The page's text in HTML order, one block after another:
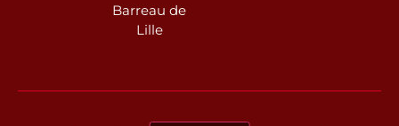
Barreau de
Lille